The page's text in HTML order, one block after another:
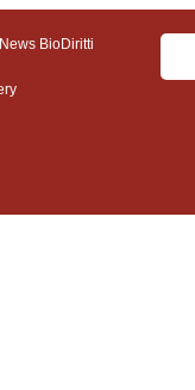
News BioDiritti